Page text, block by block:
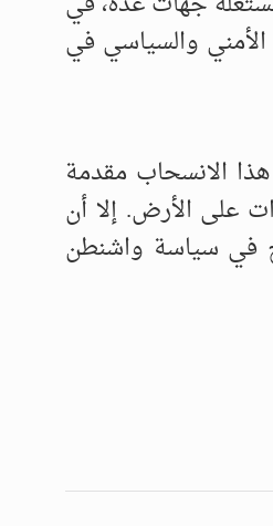
والسياسي في
هذا الانسحاب مقدمة
على الأرض. إلا أن
في سياسة واشنطن